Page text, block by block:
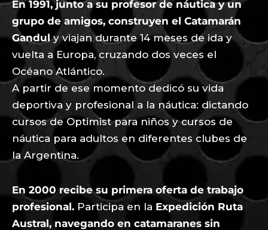
En 1991, junto a su profesor de náutica y un
grupo de amigos, construyen el Catamarán
Ganduly viajan durante 14 meses de ida y
vuelta a Europa, cruzando dos veces el
Océano Atlántico.
A partir de ese momento dedicó su vida
deportiva y profesional a la náutica: dictando
cursos de Optimist para niños y cursos de
náutica para adultos en diferentes clubes de
la Argentina.
En 2000 recibe su primera oferta de trabajo
profesional. Participa en la Expedición Ruta
Austral, navegando en catamaranes sin